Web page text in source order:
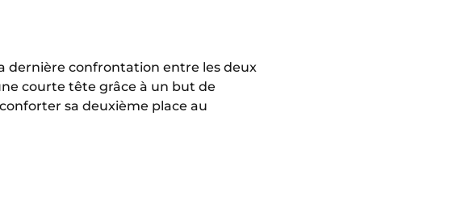
dernière confrontation entre les deux
courte tête grâce à un but de
sa deuxième place au